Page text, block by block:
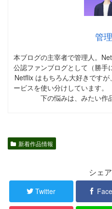
管
本ブログの主宰者で管理人。
公認ファンブログとして（勝手
Netflix はもちろん大好きです
ービスを使い分けしています。
下の悩みは、みたい作
新着作品情報
シェ
Twitter